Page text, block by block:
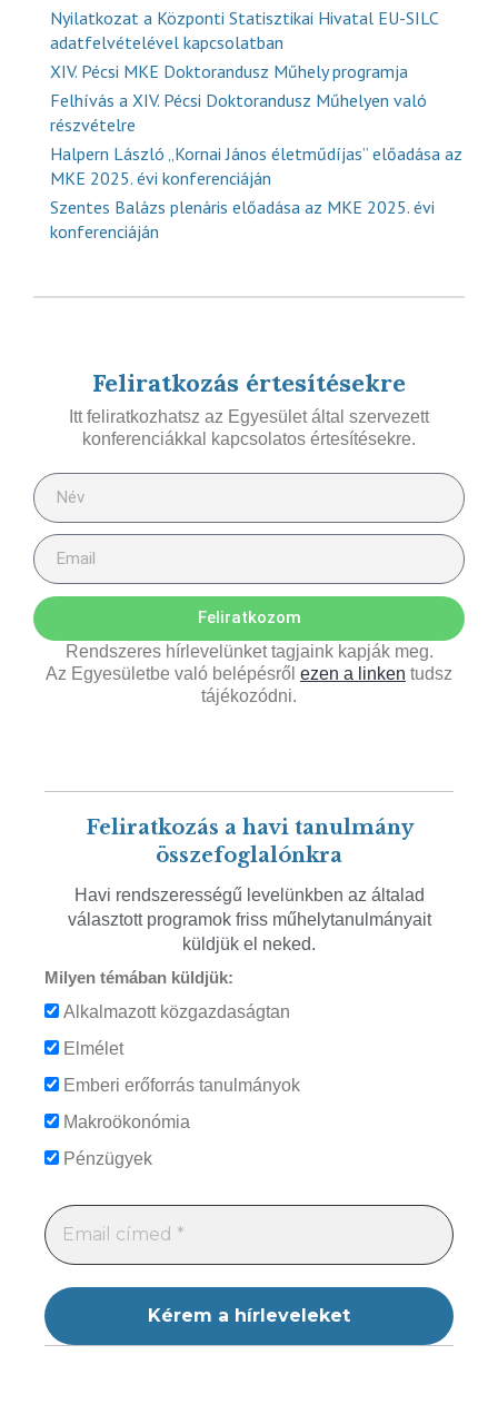
Nyilatkozat a Központi Statisztikai Hivatal EU-SILC
adatfelvételével kapcsolatban
XIV. Pécsi MKE Doktorandusz Műhely programja
Felhívás a XIV. Pécsi Doktorandusz Műhelyen való
részvételre
Halpern László „Kornai János életműdíjas” előadása az
MKE 2025. évi konferenciáján
Szentes Balázs plenáris előadása az MKE 2025. évi
konferenciáján
Feliratkozás értesítésekre
Itt feliratkozhatsz az Egyesület által szervezett
konferenciákkal kapcsolatos értesítésekre.
Feliratkozom
Rendszeres hírlevelünket tagjaink kapják meg.
Az Egyesületbe való belépésről ezen a linken tudsz
tájékozódni.
Feliratkozás a havi tanulmány
összefoglalónkra
Havi rendszerességű levelünkben az általad
választott programok friss műhelytanulmányait
küldjük el neked.
Milyen témában küldjük:
Alkalmazott közgazdaságtan
Elmélet
Emberi erőforrás tanulmányok
Makroökonómia
Pénzügyek